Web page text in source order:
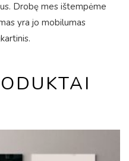
Drobę mes ištempėme
yra jo mobilumas